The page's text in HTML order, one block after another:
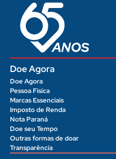
Doe Agora
Doe Agora
Pessoa Física
Marcas Essenciais
Imposto de Renda
Nota Paraná
Doe seu Tempo
Outras formas de doar
Transparência